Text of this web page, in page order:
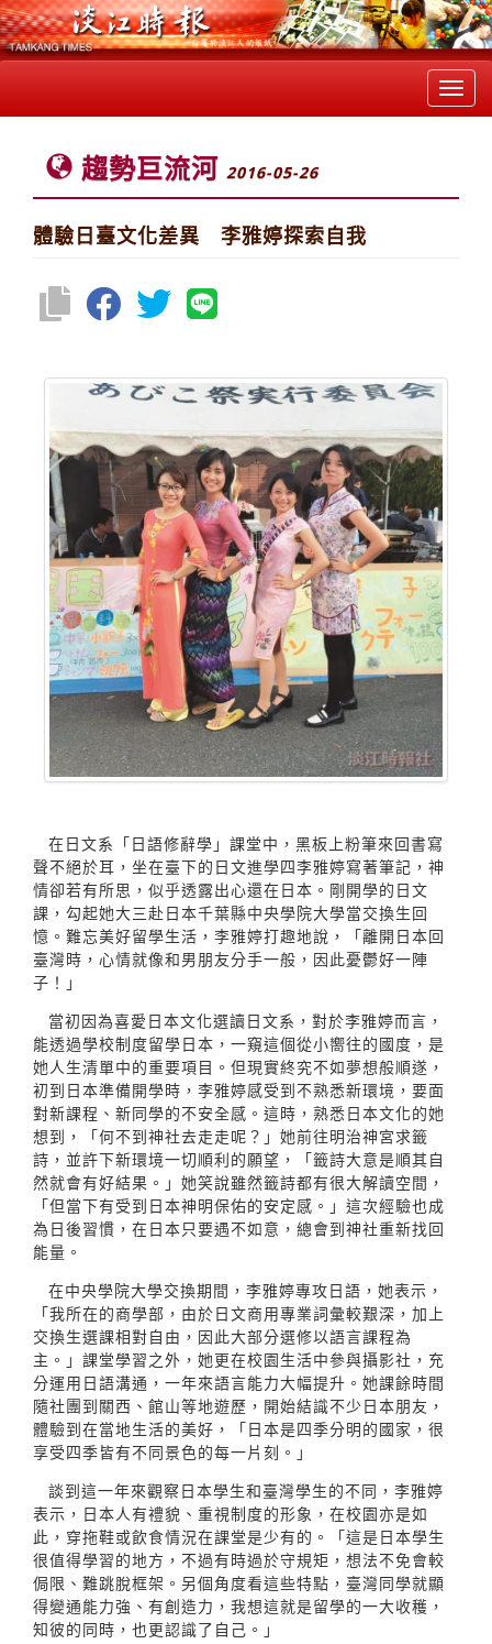
趨勢巨流河 2016-05-26
體驗日臺文化差異 李雅婷探索自我
在日文系「日語修辭學」課堂中，黑板上粉筆來回書寫
聲不絕於耳，坐在臺下的日文進學四李雅婷寫著筆記，神
情卻若有所思，似乎透露出心還在日本。剛開學的日文
課，勾起她大三赴日本千葉縣中央學院大學當交換生回
憶。難忘美好留學生活，李雅婷打趣地說，「離開日本回
臺灣時，心情就像和男朋友分手一般，因此憂鬱好一陣
子！」
當初因為喜愛日本文化選讀日文系，對於李雅婷而言，
能透過學校制度留學日本，一窺這個從小嚮往的國度，是
她人生清單中的重要項目。但現實終究不如夢想般順遂，
初到日本準備開學時，李雅婷感受到不熟悉新環境，要面
對新課程、新同學的不安全感。這時，熟悉日本文化的她
想到，「何不到神社去走走呢？」她前往明治神宮求籤
詩，並許下新環境一切順利的願望，「籤詩大意是順其自
然就會有好結果。」她笑說雖然籤詩都有很大解讀空間，
「但當下有受到日本神明保佑的安定感。」這次經驗也成
為日後習慣，在日本只要遇不如意，總會到神社重新找回
能量。
在中央學院大學交換期間，李雅婷專攻日語，她表示，
「我所在的商學部，由於日文商用專業詞彙較艱深，加上
交換生選課相對自由，因此大部分選修以語言課程為
主。」課堂學習之外，她更在校園生活中參與攝影社，充
分運用日語溝通，一年來語言能力大幅提升。她課餘時間
隨社團到關西、館山等地遊歷，開始結識不少日本朋友，
體驗到在當地生活的美好，「日本是四季分明的國家，很
享受四季皆有不同景色的每一片刻。」
談到這一年來觀察日本學生和臺灣學生的不同，李雅婷
表示，日本人有禮貌、重視制度的形象，在校園亦是如
此，穿拖鞋或飲食情況在課堂是少有的。「這是日本學生
很值得學習的地方，不過有時過於守規矩，想法不免會較
侷限、難跳脫框架。另個角度看這些特點，臺灣同學就顯
得變通能力強、有創造力，我想這就是留學的一大收穫，
知彼的同時，也更認識了自己。」